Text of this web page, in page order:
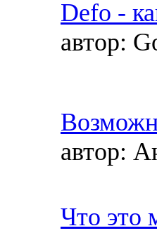
Defo -
автор:
автор:
Что это